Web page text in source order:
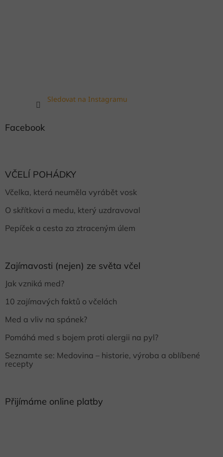
Sledovat na Instagramu
Facebook
VČELÍ POHÁDKY
Včelka, která neuměla vyrábět vosk
O skřítkovi a medu, který uzdravoval
Pepíček a cesta za ztraceným úlem
Zajímavosti (nejen) ze světa včel
Jak vzniká med?
10 zajímavých faktů o včelách
Med a vliv na spánek?
Pomáhá med s bojem proti alergii na pyl?
Seznamte se: Medovina – historie, výroba a oblíbené
recepty
Přijímáme online platby